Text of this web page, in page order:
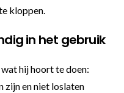
kloppen.
in het gebruik
hij hoort te doen:
en niet loslaten